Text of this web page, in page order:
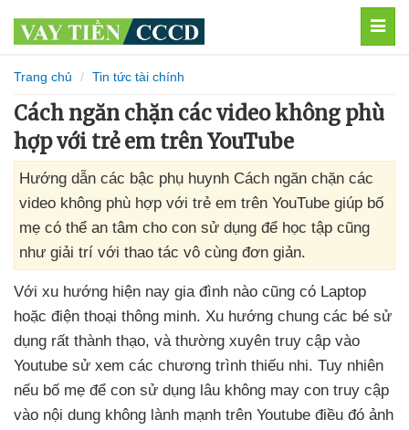
Trang chủ Tin tức tài chính
Cách ngăn chặn các video không phù
hợp với trẻ em trên YouTube
Hướng dẫn các bậc phụ huynh Cách ngăn chặn các
video không phù hợp với trẻ em trên YouTube giúp bố
mẹ có thể an tâm cho con sử dụng để học tập cũng
như giải trí với thao tác vô cùng đơn giản.
Với xu hướng hiện nay gia đình nào cũng có Laptop
hoặc điện thoại thông minh. Xu hướng chung các bé sử
dụng rất thành thạo, và thường xuyên truy cập vào
Youtube sử xem các chương trình thiếu nhi. Tuy nhiên
nếu bố mẹ để con sử dụng lâu không may con truy cập
vào nội dung không lành mạnh trên Youtube điều đó ảnh